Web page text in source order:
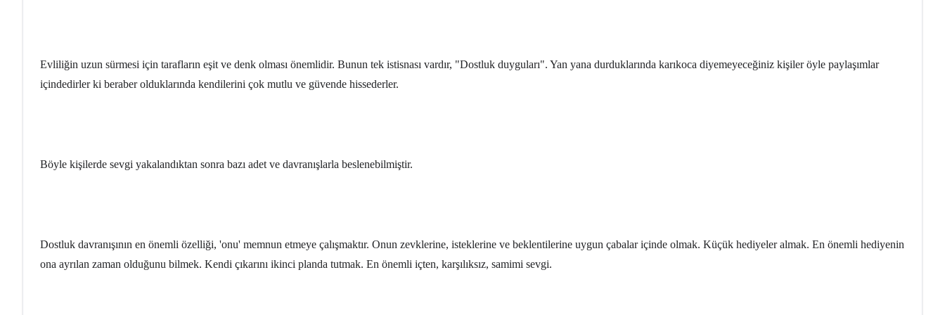
Evliliğin uzun sürmesi için tarafların eşit ve denk olması önemlidir. Bunun tek istisnası vardır, "Dostluk duyguları". Yan yana durduklarında karıkoca diyemeyeceğiniz kişiler öyle paylaşımlar
içindedirler ki beraber olduklarında kendilerini çok mutlu ve güvende hissederler.
Böyle kişilerde sevgi yakalandıktan sonra bazı adet ve davranışlarla beslenebilmiştir.
Dostluk davranışının en önemli özelliği, 'onu' memnun etmeye çalışmaktır. Onun zevklerine, isteklerine ve beklentilerine uygun çabalar içinde olmak. Küçük hediyeler almak. En önemli hediyenin
ona ayrılan zaman olduğunu bilmek. Kendi çıkarını ikinci planda tutmak. En önemli içten, karşılıksız, samimi sevgi.